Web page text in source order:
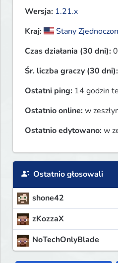
Wersja: 1.21.x
Kraj:
Stany
Czas działania (30 dni):
Śr. liczba graczy (30 dni):
Ostatni ping: 14 godzin
Ostatnio online:w
Ostatnio edytowano:w
Ostatnio głosowali
shone42
zKozzaX
NoTechOnlyBlade